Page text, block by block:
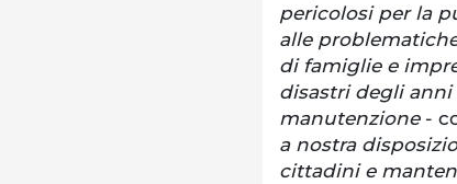
pericolosi per la
alle
di famiglie e
disastri degli anni
manutenzione-
a nostra
cittadini e